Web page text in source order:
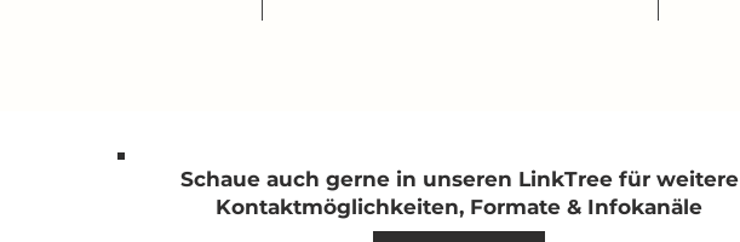
Schaue auch gerne in unseren LinkTree für weitere
Kontaktmöglichkeiten, Formate & Infokanäle